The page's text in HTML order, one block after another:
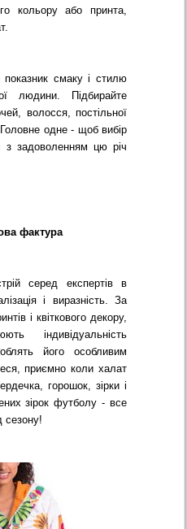
кольору або принта,
смаку і стилю
людини. Підбирайте
волосся, постільної
Головне одне - щоб вибір
задоволенням цю річ
фактура
серед експертів в
і виразність. За
і квіткового декору,
індивідуальність
його особливим
приємно коли халат
горошок, зірки і
зірок футболу - все
сезону!